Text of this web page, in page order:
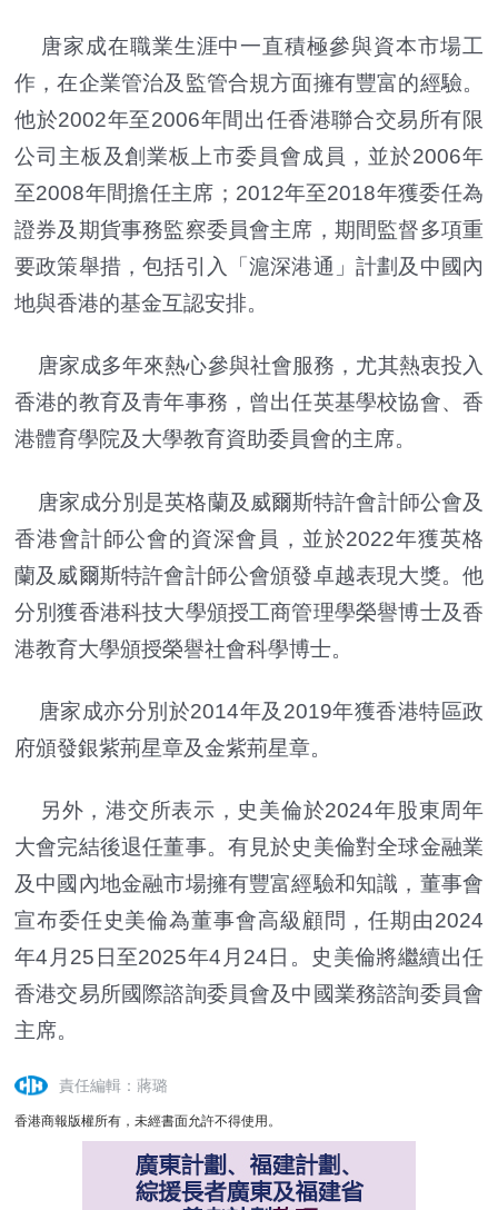
唐家成在職業生涯中一直積極參與資本市場工
作，在企業管治及監管合規方面擁有豐富的經驗。
他於2002年至2006年間出任香港聯合交易所有限
公司主板及創業板上市委員會成員，並於2006年
至2008年間擔任主席；2012年至2018年獲委任為
證券及期貨事務監察委員會主席，期間監督多項重
要政策舉措，包括引入「滬深港通」計劃及中國內
地與香港的基金互認安排。
唐家成多年來熱心參與社會服務，尤其熱衷投入
香港的教育及青年事務，曾出任英基學校協會、香
港體育學院及大學教育資助委員會的主席。
唐家成分別是英格蘭及威爾斯特許會計師公會及
香港會計師公會的資深會員，並於2022年獲英格
蘭及威爾斯特許會計師公會頒發卓越表現大獎。他
分別獲香港科技大學頒授工商管理學榮譽博士及香
港教育大學頒授榮譽社會科學博士。
唐家成亦分別於2014年及2019年獲香港特區政
府頒發銀紫荊星章及金紫荊星章。
另外，港交所表示，史美倫於2024年股東周年
大會完結後退任董事。有見於史美倫對全球金融業
及中國內地金融市場擁有豐富經驗和知識，董事會
宣布委任史美倫為董事會高級顧問，任期由2024
年4月25日至2025年4月24日。史美倫將繼續出任
香港交易所國際諮詢委員會及中國業務諮詢委員會
主席。
責任編輯：蔣璐
香港商報版權所有，未經書面允許不得使用。